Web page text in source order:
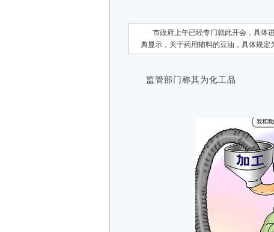
市政府上午已经专门就此开会，具体
典显示，关于药用辅料的豆油，具体规定
监管部门称其为化工品